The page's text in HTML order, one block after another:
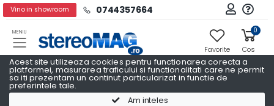
Acest site utilizeaza cookies pentru functionarea corecta a
platformei, masurarea traficului si functionalitati care ne permit
sa iti prezentam un continut particularizat in functie de
preferintele tale.
Am inteles
Vino in showroom 0744357664
MENIU
Favorite
0
Cos
Receivere AV MARANTZ